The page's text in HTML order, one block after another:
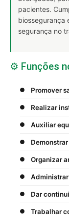
pacientes.
biossegurança
segurança no
⚙️ Funções
Promover
Realizar
Auxiliar
Organizar
Dar
Trabalhar